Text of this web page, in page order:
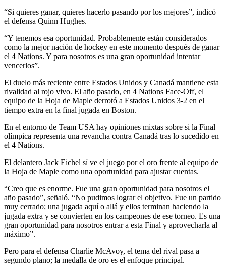
“Si quieres ganar, quieres hacerlo pasando por los mejores”, indicó
el defensa Quinn Hughes.
“Y tenemos esa oportunidad. Probablemente están considerados
como la mejor nación de hockey en este momento después de ganar
el 4 Nations. Y para nosotros es una gran oportunidad intentar
vencerlos”.
El duelo más reciente entre Estados Unidos y Canadá mantiene esta
rivalidad al rojo vivo. El año pasado, en 4 Nations Face-Off, el
equipo de la Hoja de Maple derrotó a Estados Unidos 3-2 en el
tiempo extra en la final jugada en Boston.
En el entorno de Team USA hay opiniones mixtas sobre si la Final
olímpica representa una revancha contra Canadá tras lo sucedido en
el 4 Nations.
El delantero Jack Eichel sí ve el juego por el oro frente al equipo de
la Hoja de Maple como una oportunidad para ajustar cuentas.
“Creo que es enorme. Fue una gran oportunidad para nosotros el
año pasado”, señaló. “No pudimos lograr el objetivo. Fue un partido
muy cerrado; una jugada aquí o allá y ellos terminan haciendo la
jugada extra y se convierten en los campeones de ese torneo. Es una
gran oportunidad para nosotros entrar a esta Final y aprovecharla al
máximo”.
Pero para el defensa Charlie McAvoy, el tema del rival pasa a
segundo plano; la medalla de oro es el enfoque principal.